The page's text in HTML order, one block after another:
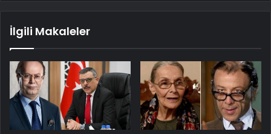
İlgili Makaleler